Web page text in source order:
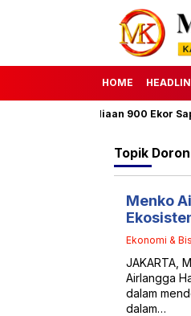
HOME
Penyediaan 900 Ekor Sapi
Topik
Menko
Ekonomi &
JAKARTA,
Airlangga
dalam
dalam…